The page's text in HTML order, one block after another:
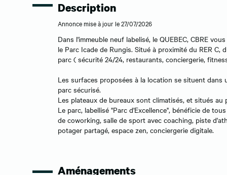
Description
Annonce mise à jour le 27/07/2026
Dans l'immeuble neuf labelisé, le QUEBEC, CBRE
le Parc Icade de Rungis. Situé à proximité du RER C,
parc ( sécurité 24/24, restaurants, conciergerie,
Les surfaces proposées à la location se situent dans
parc sécurisé.
Les plateaux de bureaux sont climatisés, et situés au
Le parc, labellisé "Parc d'Excellence", bénéficie de
de coworking, salle de sport avec coaching, piste
potager partagé, espace zen, conciergerie digitale.
Aménagements